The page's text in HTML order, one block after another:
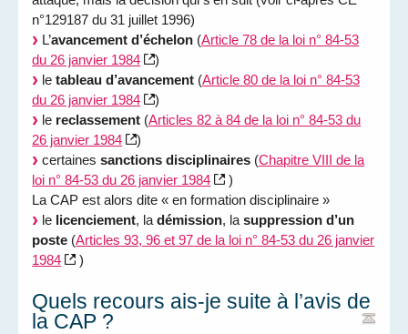
n°129187 du 31 juillet 1996)
L’avancement d’échelon (Article 78 de la loi n° 84-53
du 26 janvier 1984
)
letableau d’avancement (Article 80 de la loi n° 84-53
du 26 janvier 1984
)
le reclassement (Articles 82 à 84 de la loi n° 84-53 du
26 janvier 1984
)
certainessanctions disciplinaires (Chapitre VIII de la
loi n° 84-53 du 26 janvier 1984
)
La CAP est alors dite « en formation disciplinaire »
le licenciement, ladémission, lasuppression d’un
poste (Articles 93, 96 et 97 de la loi n° 84-53 du 26 janvier
1984
)
Quels recours ais-je suite à l’avis de
la CAP ?